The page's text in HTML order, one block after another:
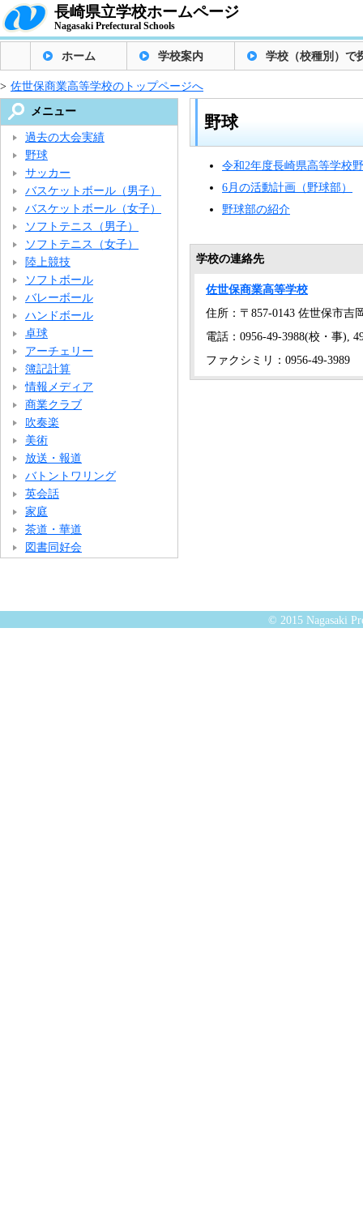
長崎県立学校ホームページ
Nagasaki Prefectural Schools
ホーム 学校案内 学校（校種別）で
> 佐世保商業高等学校のトップページへ
野球
令和2年度長崎県高等学校
6月の活動計画（野球部）
野球部の紹介
学校の連絡先
佐世保商業高等学校
住所：〒857-0143 佐世保市吉
電話：0956-49-3988(校・事),
ファクシミリ：0956-49-3989
メニュー
過去の大会実績
野球
サッカー
バスケットボール（男子）
バスケットボール（女子）
ソフトテニス（男子）
ソフトテニス（女子）
陸上競技
ソフトボール
バレーボール
ハンドボール
卓球
アーチェリー
簿記計算
情報メディア
商業クラブ
吹奏楽
美術
放送・報道
バトントワリング
英会話
家庭
茶道・華道
図書同好会
© 2015 Nagasaki